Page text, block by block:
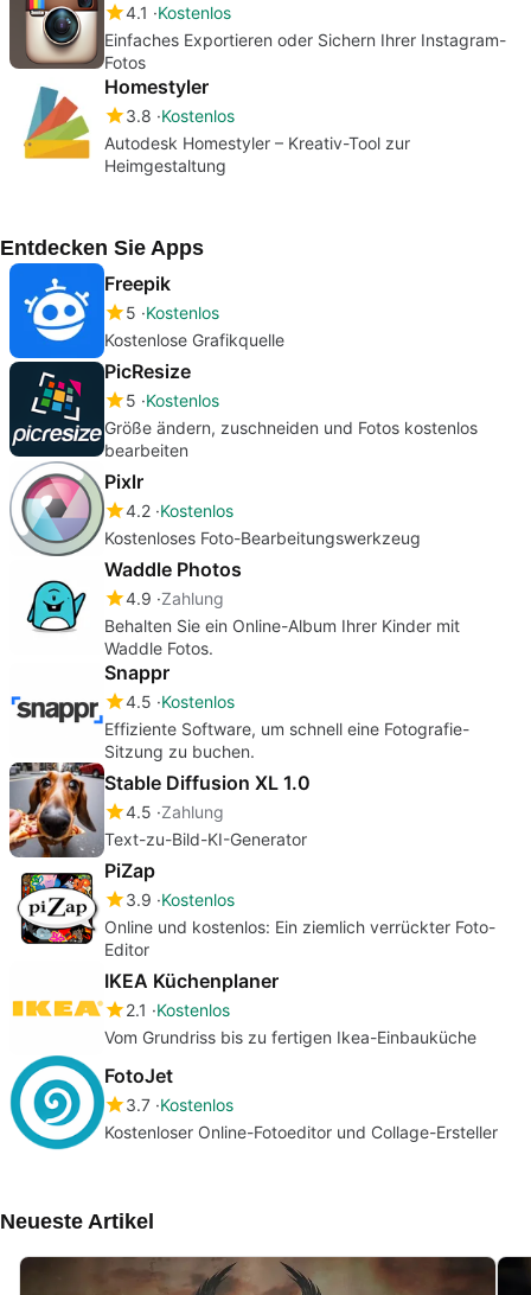
4.1
Kostenlos
Einfaches Exportieren oder Sichern Ihrer Instagram-
Fotos
Homestyler
3.8 Kostenlos
Autodesk Homestyler – Kreativ-Tool zur
Heimgestaltung
Entdecken Sie Apps
Freepik
5 Kostenlos
Kostenlose Grafikquelle
PicResize
5 Kostenlos
Größe ändern, zuschneiden und Fotos kostenlos
bearbeiten
Pixlr
4.2 Kostenlos
Kostenloses Foto-Bearbeitungswerkzeug
Waddle Photos
4.9 Zahlung
Behalten Sie ein Online-Album Ihrer Kinder mit
Waddle Fotos.
Snappr
4.5 Kostenlos
Effiziente Software, um schnell eine Fotografie-
Sitzung zu buchen.
Stable Diffusion XL 1.0
4.5 Zahlung
Text-zu-Bild-KI-Generator
PiZap
3.9 Kostenlos
Online und kostenlos: Ein ziemlich verrückter Foto-
Editor
IKEA Küchenplaner
2.1
Kostenlos
Vom Grundriss bis zu fertigen Ikea-Einbauküche
FotoJet
3.7 Kostenlos
Kostenloser Online-Fotoeditor und Collage-Ersteller
Neueste Artikel